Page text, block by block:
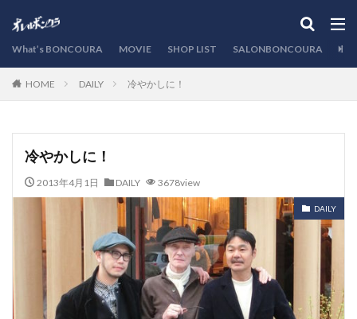
What’s BONCOURA MOVIE SHOP LIST SALONBONCOURA
HOME DAILY 冷やかしに！
冷やかしに！
2013年4月1日 DAILY 3678view
DAILY
カテゴリー
検索